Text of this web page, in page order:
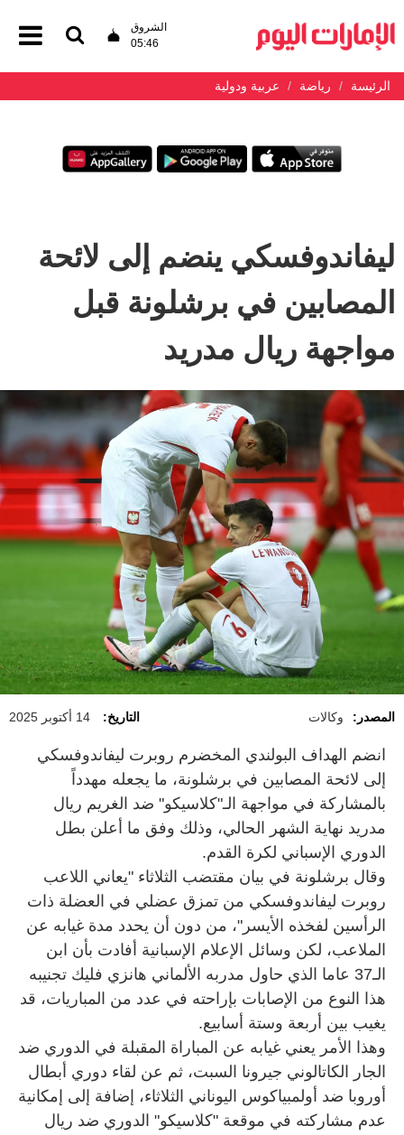
الشروق
05:46
الرئيسة رياضة عربية ودولية
ليفاندوفسكي ينضم إلى لائحة
المصابين في برشلونة قبل
مواجهة ريال مدريد
المصدر: وكالات التاريخ: 14 أكتوبر 2025
انضم الهداف البولندي المخضرم روبرت ليفاندوفسكي
إلى لائحة المصابين في برشلونة، ما يجعله مهدداً
بالمشاركة في مواجهة الـ"كلاسيكو" ضد الغريم ريال
مدريد نهاية الشهر الحالي، وذلك وفق ما أعلن بطل
الدوري الإسباني لكرة القدم.
وقال برشلونة في بيان مقتضب الثلاثاء "يعاني اللاعب
روبرت ليفاندوفسكي من تمزق عضلي في العضلة ذات
الرأسين لفخذه الأيسر"، من دون أن يحدد مدة غيابه عن
الملاعب، لكن وسائل الإعلام الإسبانية أفادت بأن ابن
الـ37 عاما الذي حاول مدربه الألماني هانزي فليك تجنيبه
هذا النوع من الإصابات بإراحته في عدد من المباريات، قد
يغيب بين أربعة وستة أسابيع.
وهذا الأمر يعني غيابه عن المباراة المقبلة في الدوري ضد
الجار الكاتالوني جيرونا السبت، ثم عن لقاء دوري أبطال
أوروبا ضد أولمبياكوس اليوناني الثلاثاء، إضافة إلى إمكانية
عدم مشاركته في موقعة "كلاسيكو" الدوري ضد ريال